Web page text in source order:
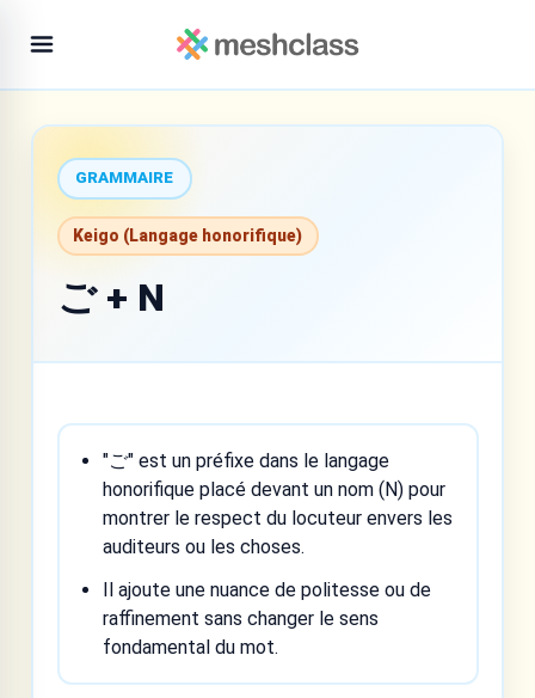
GRAMMAIRE
Keigo (Langage honorifique)
ご + N
"ご" est un préfixe dans le langage
honorifique placé devant un nom (N) pour
montrer le respect du locuteur envers les
auditeurs ou les choses.
Il ajoute une nuance de politesse ou de
raffinement sans changer le sens
fondamental du mot.